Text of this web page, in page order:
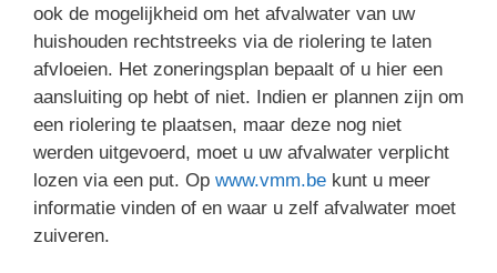
ook de mogelijkheid om het afvalwater van uw
huishouden rechtstreeks via de riolering te laten
afvloeien. Het zoneringsplan bepaalt of u hier een
aansluiting op hebt of niet. Indien er plannen zijn om
een riolering te plaatsen, maar deze nog niet
werden uitgevoerd, moet u uw afvalwater verplicht
lozen via een put. Op www.vmm.be kunt u meer
informatie vinden of en waar u zelf afvalwater moet
zuiveren.